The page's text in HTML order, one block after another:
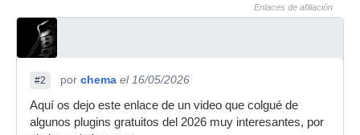
Enlaces de afiliación
#2 por chema el 16/05/2026
Aquí os dejo este enlace de un video que colgué de
algunos plugins gratuitos del 2026 muy interesantes, por